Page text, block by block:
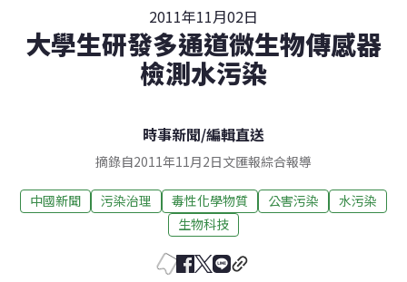
2011年11月02日
大學生研發多通道微生物傳感器
檢測水污染
時事新聞/編輯直送
摘錄自2011年11月2日文匯報綜合報導
中國新聞 污染治理 毒性化學物質 公害污染
水污染
生物科技